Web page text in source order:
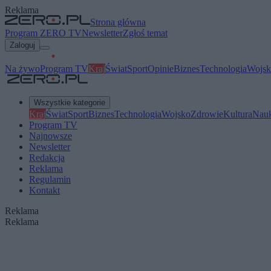
Reklama
Strona główna
Program ZERO TVNewsletterZgłoś temat
Zaloguj
Na żywoProgram TVKrajŚwiatSportOpinieBiznesTechnologia
Wszystkie kategorie
KrajŚwiatSportBiznesTechnologiaWojskoZdrowieKultura
Program TV
Najnowsze
Newsletter
Redakcja
Reklama
Regulamin
Kontakt
Reklama
Reklama